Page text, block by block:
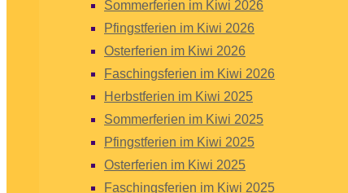
Sommerferien im Kiwi 2026
Pfingstferien im Kiwi 2026
Osterferien im Kiwi 2026
Faschingsferien im Kiwi 2026
Herbstferien im Kiwi 2025
Sommerferien im Kiwi 2025
Pfingstferien im Kiwi 2025
Osterferien im Kiwi 2025
Faschingsferien im Kiwi 2025